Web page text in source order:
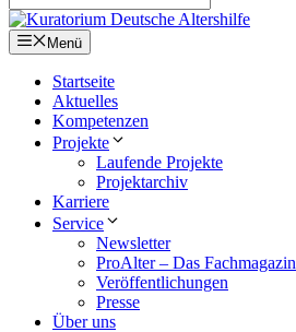
Menü
Startseite
Aktuelles
Kompetenzen
Projekte
Laufende Projekte
Projektarchiv
Karriere
Service
Newsletter
ProAlter – Das Fachmagazin
Veröffentlichungen
Presse
Über uns